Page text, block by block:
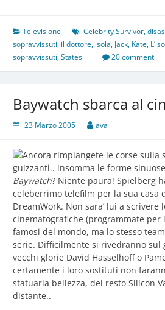
Televisione Celebrity Survivor,
sopravvissuti, il dottore, isola, Jack, Kate,
sopravvissuti,States 20 commenti
Baywatch sbarca al
23 Marzo 2005 ava
Ancora rimpiangete le corse sulla
guizzanti.. insomma le forme
Baywatch? Niente paura! Spielberg
celeberrimo telefilm per la sua casa
DreamWork. Non sara’ lui a scrivere
cinematografiche (programmate per
famosi del mondo, ma lo stesso
serie. Difficilmente si rivedranno sul
vecchi glorie David Hasselhoff o
certamente i loro sostituti non
statuaria bellezza, del resto Silicon
distante..